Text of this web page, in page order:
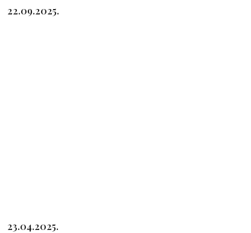
22.09.2025.
23.04.2025.